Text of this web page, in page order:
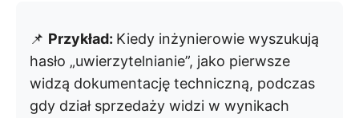
📌 Przykład: Kiedy inżynierowie wyszukują
hasło „uwierzytelnianie”, jako pierwsze
widzą dokumentację techniczną, podczas
gdy dział sprzedaży widzi w wynikach